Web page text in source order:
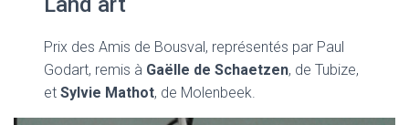
Prix des Amis de Bousval, représentés par Paul
Godart, remis à Gaëlle de Schaetzen, de Tubize,
etSylvie Mathot, de Molenbeek.